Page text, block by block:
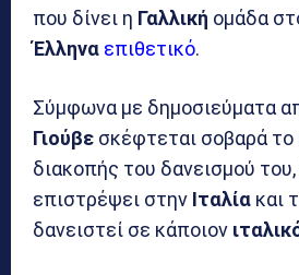
που δίνει η Γαλλική ομάδα
Έλληνα επιθετικό.
Σύμφωνα με δημοσιεύματα
Γιούβε σκέφτεται σοβαρά
διακοπής του δανεισμού
επιστρέψει στην Ιταλία και
δανειστεί σε κάποιον